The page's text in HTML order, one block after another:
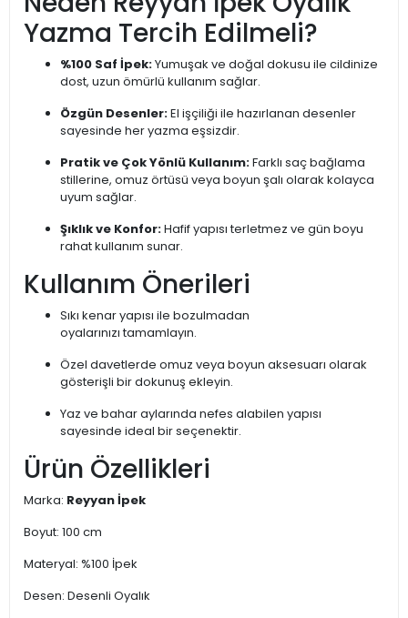
Yazma Tercih Edilmeli?
%100 Saf İpek:Yumuşak ve doğal dokusu ile cildinize
dost, uzun ömürlü kullanım sağlar.
Özgün Desenler:El işçiliği ile hazırlanan desenler
sayesinde her yazma eşsizdir.
Pratik ve Çok Yönlü Kullanım:Farklı saç bağlama
stillerine, omuz örtüsü veya boyun şalı olarak kolayca
uyum sağlar.
Şıklık ve Konfor:Hafif yapısı terletmez ve gün boyu
rahat kullanım sunar.
Kullanım Önerileri
Sıkı kenar yapısı ile bozulmadan
oyalarınızı tamamlayın.
Özel davetlerde omuz veya boyun aksesuarı olarak
gösterişli bir dokunuş ekleyin.
Yaz ve bahar aylarında nefes alabilen yapısı
sayesinde ideal bir seçenektir.
Ürün Özellikleri
Marka: Reyyan İpek
Boyut: 100 cm
Materyal: %100 İpek
Desen: Desenli Oyalık